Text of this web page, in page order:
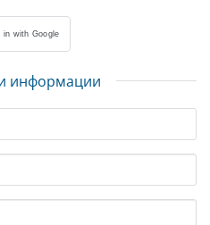
in with Google
информации